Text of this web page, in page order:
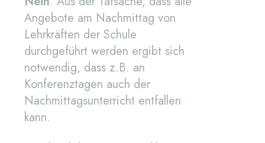
Angebote am Nachmittag von
Lehrkräften der Schule
durchgeführt werden ergibt sich
notwendig, dass z.B. an
Konferenztagen auch der
Nachmittagsunterricht entfallen
kann.